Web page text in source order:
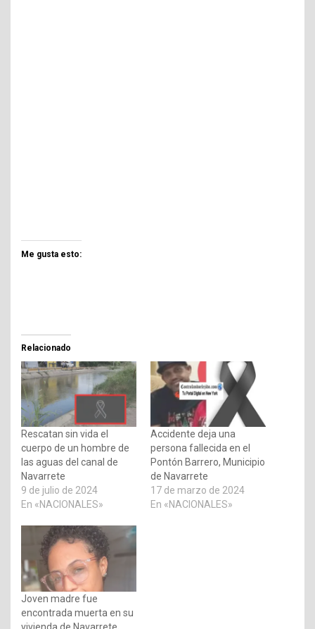
Me gusta esto:
Relacionado
Rescatan sin vida el
cuerpo de un hombre de
las aguas del canal de
Navarrete
9 de julio de 2024
En «NACIONALES»
Accidente deja una
persona fallecida en el
Pontón Barrero, Municipio
de Navarrete
17 de marzo de 2024
En «NACIONALES»
Joven madre fue
encontrada muerta en su